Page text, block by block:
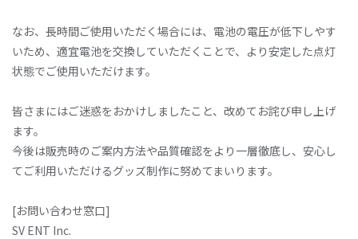
なお、長時間ご使用いただく場合には、電池の電圧が低下しやす
いため、適宜電池を交換していただくことで、より安定した点灯
状態でご使用いただけます。
皆さまにはご迷惑をおかけしましたこと、改めてお詫び申し上げ
ます。
今後は販売時のご案内方法や品質確認をより一層徹底し、安心し
てご利用いただけるグッズ制作に努めてまいります。
[お問い合わせ窓口]
SV ENT Inc.